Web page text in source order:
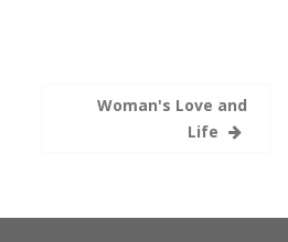
Woman's Love and
Life